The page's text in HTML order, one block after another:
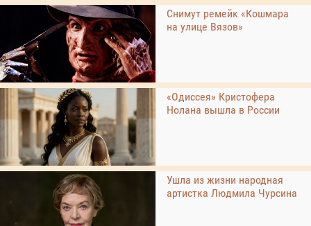
Снимут ремейк «Кошмара
на улице Вязов»
«Одиссея» Кристофера
Нолана вышла в России
Ушла из жизни народная
артистка Людмила Чурсина